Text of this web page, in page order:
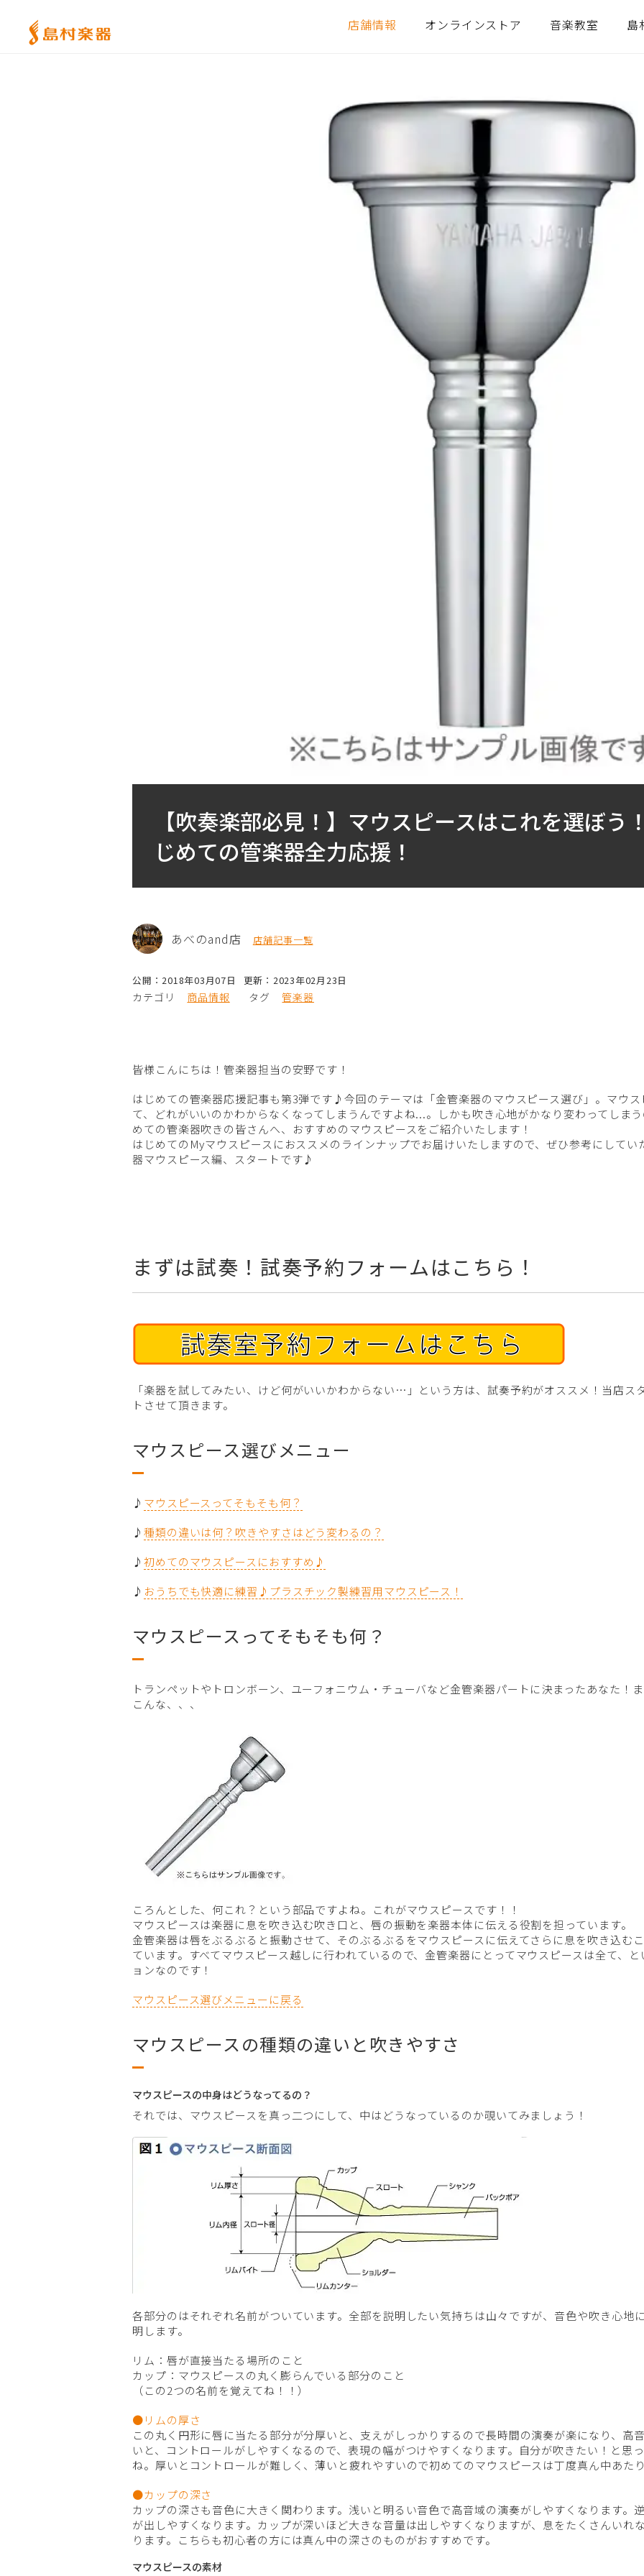
店舗情報 オンラインストア 音楽教室 島
【吹奏楽部必見！】マウスピースはこれを選ぼ
じめての管楽器全力応援！
あべのand店 店舗記事一覧
公開：2018年03月07日 更新：2023年02月23日
カテゴリ 商品情報 タグ 管楽器
皆様こんにちは！管楽器担当の安野です！
はじめての管楽器応援記事も第3弾です♪今回のテーマは「金管楽器のマウスピース選び」。マウ
て、どれがいいのかわからなくなってしまうんですよね...。しかも吹き心地がかなり変わってしま
めての管楽器吹きの皆さんへ、おすすめのマウスピースをご紹介いたします！
はじめてのMyマウスピースにおススメのラインナップでお届けいたしますので、ぜひ参考にして
器マウスピース編、スタートです♪
まずは試奏！試奏予約フォームはこちら！
「楽器を試してみたい、けど何がいいかわからない…」という方は、試奏予約がオススメ！当店ス
トさせて頂きます。
マウスピース選びメニュー
♪ マウスピースってそもそも何？
♪ 種類の違いは何？吹きやすさはどう変わるの？
♪ 初めてのマウスピースにおすすめ♪
♪ おうちでも快適に練習♪プラスチック製練習用マウスピース！
マウスピースってそもそも何？
トランペットやトロンボーン、ユーフォニウム・チューバなど金管楽器パートに決まったあなた！
こんな、、、
ころんとした、何これ？という部品ですよね。これがマウスピースです！！
マウスピースは楽器に息を吹き込む吹き口と、唇の振動を楽器本体に伝える役割を担っています。
金管楽器は唇をぶるぶると振動させて、そのぶるぶるをマウスピースに伝えてさらに息を吹き込む
ています。すべてマウスピース越しに行われているので、金管楽器にとってマウスピースは全て、
ョンなのです！
マウスピース選びメニューに戻る
マウスピースの種類の違いと吹きやすさ
マウスピースの中身はどうなってるの？
それでは、マウスピースを真っ二つにして、中はどうなっているのか覗いてみましょう！
各部分のはそれぞれ名前がついています。全部を説明したい気持ちは山々ですが、音色や吹き心地
明します。
リム：唇が直接当たる場所のこと
カップ：マウスピースの丸く膨らんでいる部分のこと
（この2つの名前を覚えてね！！）
●リムの厚さ
この丸く円形に唇に当たる部分が分厚いと、支えがしっかりするので長時間の演奏が楽になり、高
いと、コントロールがしやすくなるので、表現の幅がつけやすくなります。自分が吹きたい！と思
ね。厚いとコントロールが難しく、薄いと疲れやすいので初めてのマウスピースは丁度真ん中あた
●カップの深さ
カップの深さも音色に大きく関わります。浅いと明るい音色で高音域の演奏がしやすくなります。
が出しやすくなります。カップが深いほど大きな音量は出しやすくなりますが、息をたくさんいれ
ります。こちらも初心者の方には真ん中の深さのものがおすすめです。
マウスピースの素材